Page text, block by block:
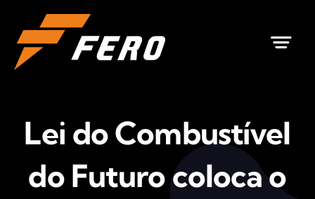
para
conteúdo
Lei do Combustível
do Futuro coloca o